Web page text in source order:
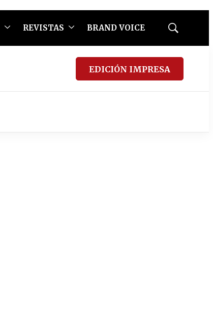
REVISTAS BRAND VOICE
Mostrar
EDICIÓN IMPRESA